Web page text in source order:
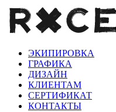
ЭКИПИРОВКА
ГРАФИКА
ДИЗАЙН
КЛИЕНТАМ
СЕРТИФИКАТ
КОНТАКТЫ